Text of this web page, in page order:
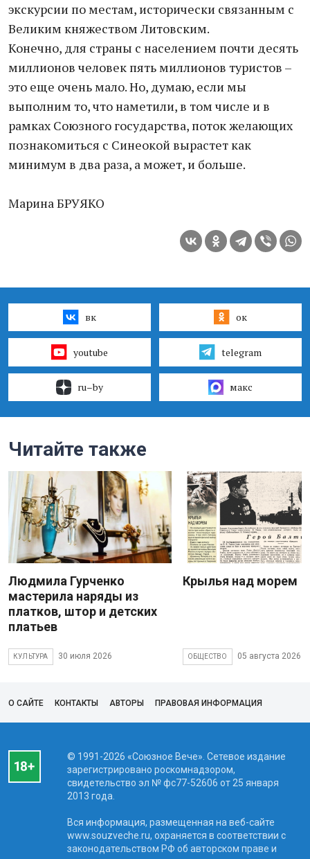
экскурсии по местам, исторически связанным с
Великим княжеством Литовским.
Конечно, для страны с населением почти десять
миллионов человек пять миллионов туристов –
это еще очень мало. Но, думаю, если мы
выполним то, что наметили, в том числе и в
рамках Союзного государства, поток желающих
познакомиться с Синеокой вырастет как
минимум в два раза, а может, и больше.
Марина БРУЯКО
вк ок
youtube telegram
ru–by макс
Читайте также
Людмила Гурченко
мастерила наряды из
платков, штор и детских
платьев
КУЛЬТУРА 30 июля 2026
Крылья над морем
ОБЩЕСТВО 05 августа 2026
О САЙТЕ КОНТАКТЫ АВТОРЫ ПРАВОВАЯ ИНФОРМАЦИЯ
© 1991-2026 «Союзное Вече». Сетевое издание
зарегистрировано роскомнадзором,
свидетельство эл № фc77-52606 от 25 января
2013 года.
Вся информация, размещенная на веб-сайте
www.souzveche.ru, охраняется в соответствии с
законодательством РФ об авторском праве и